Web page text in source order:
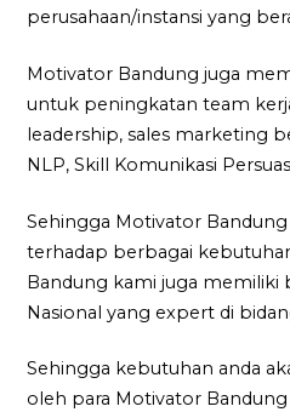
perusahaan/instansi yang
Motivator Bandung juga
untuk peningkatan team
leadership, sales marketing
NLP, Skill Komunikasi
Sehingga Motivator
terhadap berbagai
Bandung kami juga memiliki
Nasional yang expert di
Sehingga kebutuhan anda
oleh para Motivator